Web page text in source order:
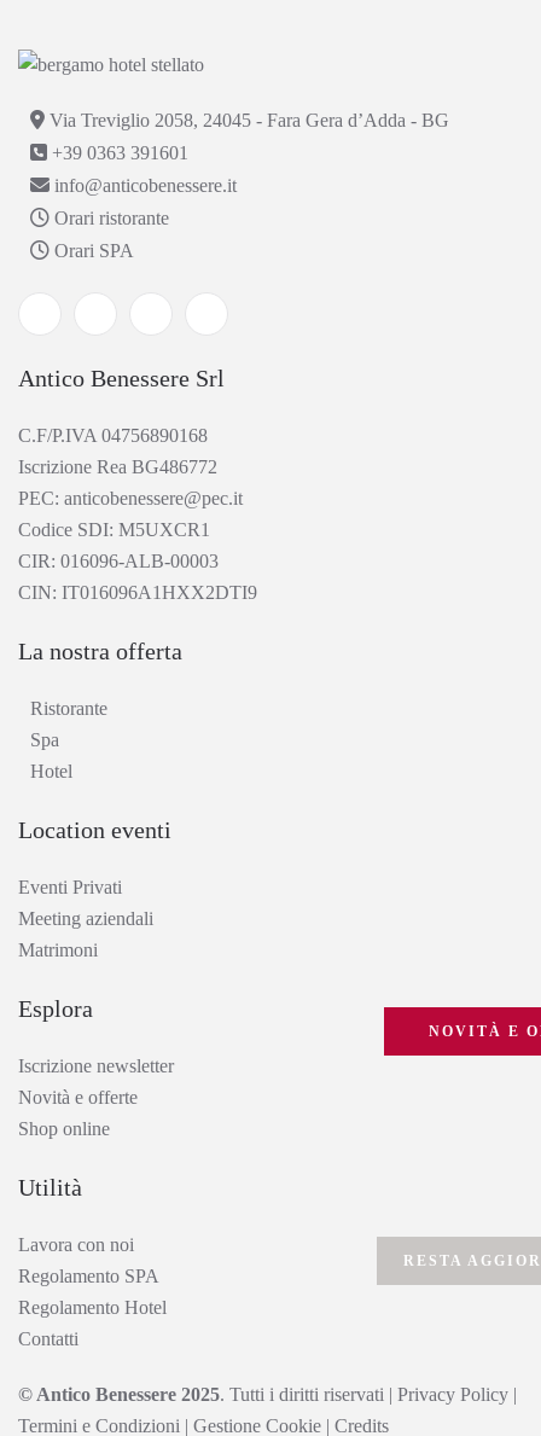
Via Treviglio 2058, 24045 - Fara Gera d’Adda - BG
+39 0363 391601
info@anticobenessere.it
Orari ristorante
Orari SPA
Antico Benessere Srl
C.F/P.IVA 04756890168
Iscrizione Rea BG486772
PEC: anticobenessere@pec.it
Codice SDI: M5UXCR1
CIR: 016096-ALB-00003
CIN: IT016096A1HXX2DTI9
La nostra offerta
Ristorante
Spa
Hotel
Location eventi
Eventi Privati
Meeting aziendali
Matrimoni
Esplora
Iscrizione newsletter
Novità e offerte
Shop online
Utilità
Lavora con noi
Regolamento SPA
Regolamento Hotel
Contatti
© Antico Benessere 2025. Tutti i diritti riservati | Privacy Policy |
Termini e Condizioni | Gestione Cookie | Credits
NOVITÀ E
RESTA